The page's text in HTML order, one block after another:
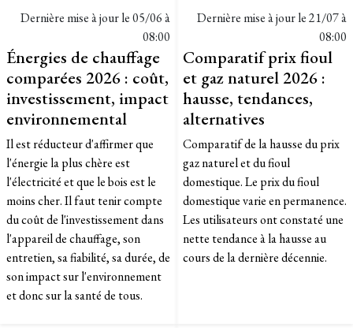
Dernière mise à jour le05/06 à
08:00
Énergies de chauffage
comparées 2026 : coût,
investissement, impact
environnemental
Il est réducteur d'affirmer que
l'énergie la plus chère est
l'électricité et que le bois est le
moins cher. Il faut tenir compte
du coût de l'investissement dans
l'appareil de chauffage, son
entretien, sa fiabilité, sa durée, de
son impact sur l'environnement
et donc sur la santé de tous.
Dernière mise à jour le21/07 à
08:00
Comparatif prix fioul
et gaz naturel 2026 :
hausse, tendances,
alternatives
Comparatif de la hausse du prix
gaz naturel et du fioul
domestique. Le prix du fioul
domestique varie en permanence.
Les utilisateurs ont constaté une
nette tendance à la hausse au
cours de la dernière décennie.